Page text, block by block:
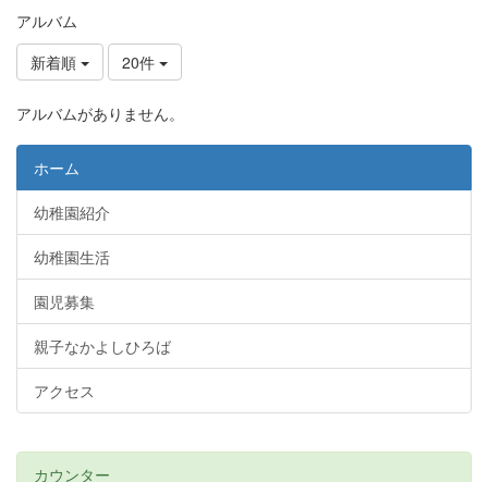
アルバム
新着順
20件
アルバムがありません。
ホーム
幼稚園紹介
幼稚園生活
園児募集
親子なかよしひろば
アクセス
カウンター